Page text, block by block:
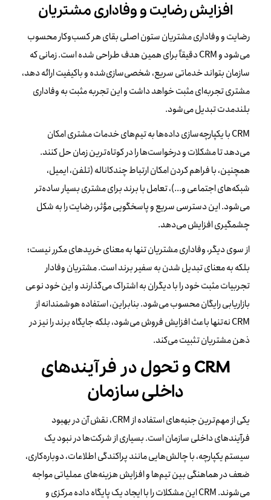
افزایش رضایت و وفاداری مشتریان
رضایت و وفاداری مشتریان ستون اصلی بقای هر کسب‌وکار محسوب
می‌شود و CRM دقیقاً برای همین هدف طراحی شده است. زمانی که
سازمان بتواند خدماتی سریع، شخصی‌سازی‌شده و باکیفیت ارائه دهد،
مشتری تجربه‌ای مثبت خواهد داشت و این تجربه مثبت به وفاداری
بلندمدت تبدیل می‌شود.
CRM با یکپارچه‌سازی داده‌ها به تیم‌های خدمات مشتری امکان
می‌دهد تا مشکلات و درخواست‌ها را در کوتاه‌ترین زمان حل کنند.
همچنین، با فراهم کردن امکان ارتباط چندکاناله (تلفن، ایمیل،
شبکه‌های اجتماعی و...)، تعامل با برند برای مشتری بسیار ساده‌تر
می‌شود. این دسترسی سریع و پاسخگویی مؤثر، رضایت را به شکل
چشمگیری افزایش می‌دهد.
از سوی دیگر، وفاداری مشتریان تنها به معنای خریدهای مکرر نیست؛
بلکه به معنای تبدیل شدن به سفیر برند است. مشتریان وفادار
تجربیات مثبت خود را با دیگران به اشتراک می‌گذارند و این خود نوعی
بازاریابی رایگان محسوب می‌شود. بنابراین، استفاده هوشمندانه از
CRM نه‌تنها باعث افزایش فروش می‌شود، بلکه جایگاه برند را نیز در
ذهن مشتریان تثبیت می‌کند.
CRM و تحول در فرآیندهای
داخلی سازمان
یکی از مهم‌ترین جنبه‌های استفاده از CRM، نقش آن در بهبود
فرآیندهای داخلی سازمان است. بسیاری از شرکت‌ها در نبود یک
سیستم یکپارچه، با چالش‌هایی مانند پراکندگی اطلاعات، دوباره‌کاری،
ضعف در هماهنگی بین تیم‌ها و افزایش هزینه‌های عملیاتی مواجه
می‌شوند. CRM این مشکلات را با ایجاد یک پایگاه داده مرکزی و